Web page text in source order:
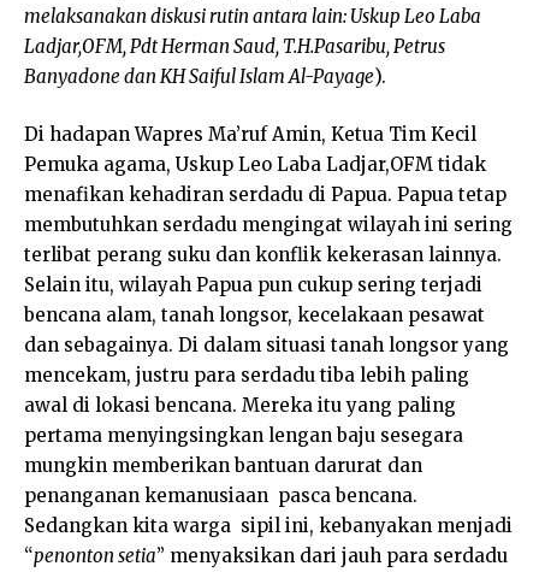
melaksanakan diskusi rutin antara lain: Uskup Leo Laba
Ladjar,OFM, Pdt Herman Saud, T.H.Pasaribu, Petrus
Banyadone dan KH Saiful Islam Al-Payage).
Di hadapan Wapres Ma’ruf Amin, Ketua Tim Kecil
Pemuka agama, Uskup Leo Laba Ladjar,OFM tidak
menafikan kehadiran serdadu di Papua. Papua tetap
membutuhkan serdadu mengingat wilayah ini sering
terlibat perang suku dan konflik kekerasan lainnya.
Selain itu, wilayah Papua pun cukup sering terjadi
bencana alam, tanah longsor, kecelakaan pesawat
dan sebagainya. Di dalam situasi tanah longsor yang
mencekam, justru para serdadu tiba lebih paling
awal di lokasi bencana. Mereka itu yang paling
pertama menyingsingkan lengan baju sesegara
mungkin memberikan bantuan darurat dan
penanganan kemanusiaan pasca bencana.
Sedangkan kita warga sipil ini, kebanyakan menjadi
“penonton setia” menyaksikan dari jauh para serdadu